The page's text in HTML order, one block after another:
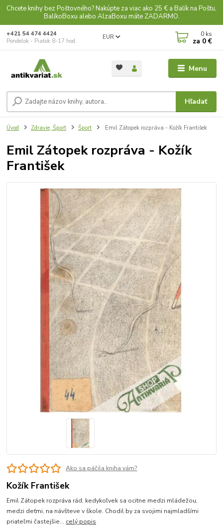
Chcete knihy bez Poštovného? Nakúpte za viac ako 25 € a Balík na Poštu,
BalíkoBoxu alebo AlzaBoxu máte ZADARMO.
Menu
EUR
Hľadať
+421 54 474 4424
Pondelok - Piatok 8-17 hod.
0 ks
za 0 €
Úvod Zdravie, Šport Šport Emil Zátopek rozpráva - Kožík František
Emil Zátopek rozpráva - Kožík
František
Ako sa páčila kniha vám?
Kožík František
Emil Zátopek rozpráva rád, kedykoľvek sa ocitne medzi mládežou,
medzi deťmi, na návšteve v škole. Chodil by za svojimi najmladšími
priateľmi častejšie... celý popis